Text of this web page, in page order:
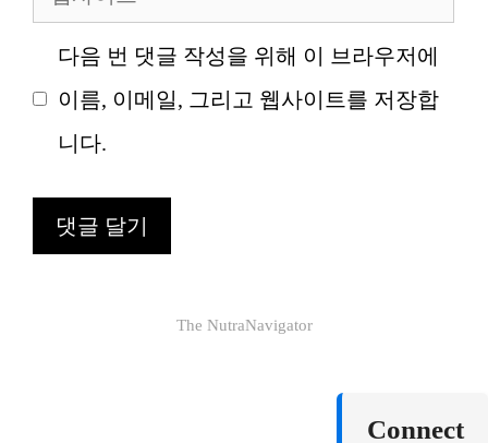
사
다음 번 댓글 작성을 위해 이 브라우저에
이름, 이메일, 그리고 웹사이트를 저장합
니다.
The NutraNavigator
Connect